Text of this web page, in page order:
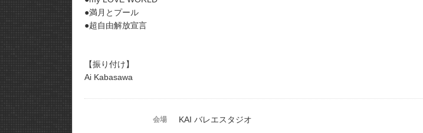
●満月とプール
●超自由解放宣言
【振り付け】
Ai Kabasawa
会場 KAI バレエスタジオ